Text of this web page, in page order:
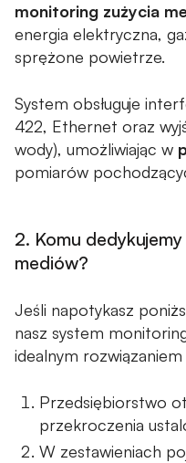
WiseFuel - System do
tankowań
O FIRMIE
O nas
Centrum Egzaminacyjne
BAZA WIEDZY
Case studies
monitoring zużycia
energia elektryczna,
sprężone powietrze.
System obsługuje
422, Ethernet oraz
wody), umożliwiając w
pomiarów
2. Komu
mediów?
Jeśli napotykasz
nasz system
idealnym rozwiązaniem
Przedsiębiorstwo
przekroczenia
W zestawieniach